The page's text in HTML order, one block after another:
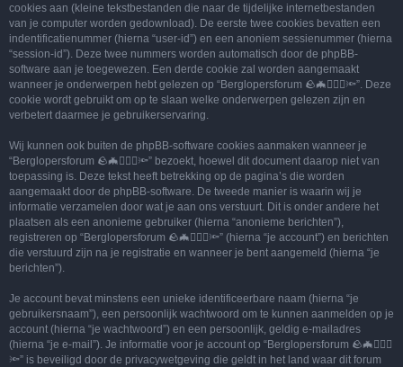
cookies aan (kleine tekstbestanden die naar de tijdelijke internetbestanden
van je computer worden gedownload). De eerste twee cookies bevatten een
indentificatienummer (hierna “user-id”) en een anoniem sessienummer (hierna
“session-id”). Deze twee nummers worden automatisch door de phpBB-
software aan je toegewezen. Een derde cookie zal worden aangemaakt
wanneer je onderwerpen hebt gelezen op “Berglopersforum 🪨🦇🚶🏻‍♂️🔦”. Deze
cookie wordt gebruikt om op te slaan welke onderwerpen gelezen zijn en
verbetert daarmee je gebruikerservaring.
Wij kunnen ook buiten de phpBB-software cookies aanmaken wanneer je
“Berglopersforum 🪨🦇🚶🏻‍♂️🔦” bezoekt, hoewel dit document daarop niet van
toepassing is. Deze tekst heeft betrekking op de pagina’s die worden
aangemaakt door de phpBB-software. De tweede manier is waarin wij je
informatie verzamelen door wat je aan ons verstuurt. Dit is onder andere het
plaatsen als een anonieme gebruiker (hierna “anonieme berichten”),
registreren op “Berglopersforum 🪨🦇🚶🏻‍♂️🔦” (hierna “je account”) en berichten
die verstuurd zijn na je registratie en wanneer je bent aangemeld (hierna “je
berichten”).
Je account bevat minstens een unieke identificeerbare naam (hierna “je
gebruikersnaam”), een persoonlijk wachtwoord om te kunnen aanmelden op je
account (hierna “je wachtwoord”) en een persoonlijk, geldig e-mailadres
(hierna “je e-mail”). Je informatie voor je account op “Berglopersforum 🪨🦇🚶🏻‍♂️
🔦” is beveiligd door de privacywetgeving die geldt in het land waar dit forum